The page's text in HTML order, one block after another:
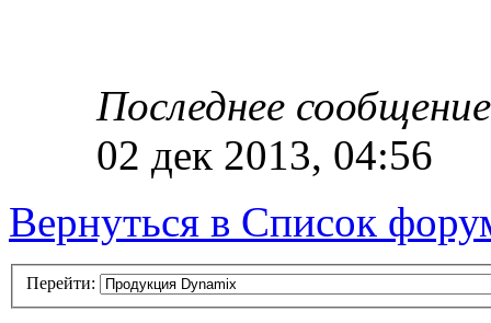
Последнее
02 дек 2013, 04:56
Вернуться в Список
Перейти: